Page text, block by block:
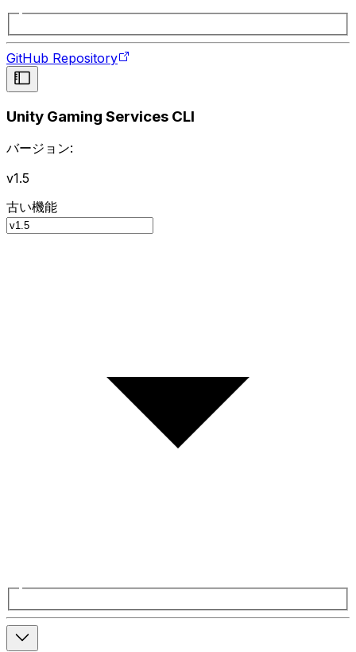
GitHub Repository
Unity Gaming Services CLI
バージョン:
v1.5
古い機能